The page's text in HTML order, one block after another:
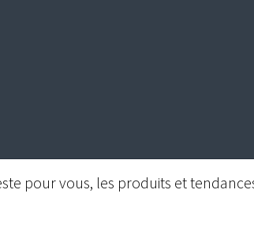
pour vous, les produits et